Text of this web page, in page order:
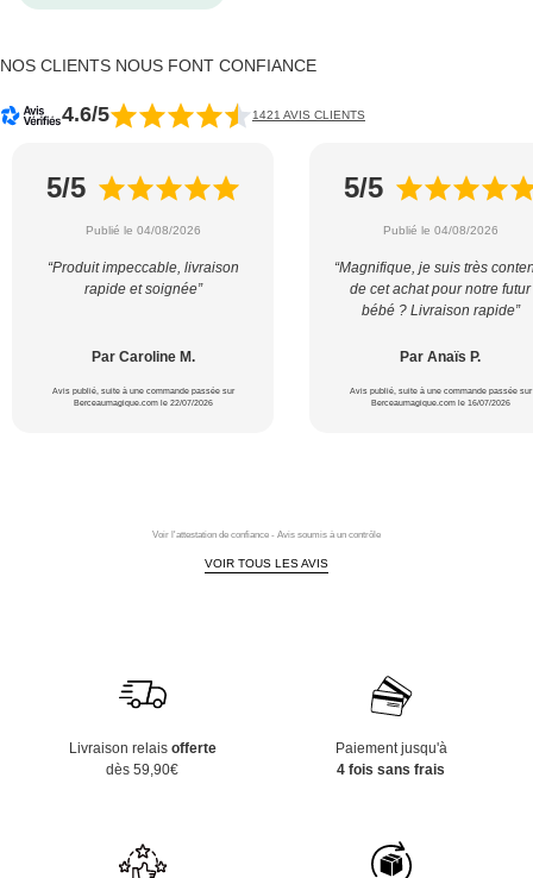
NOS CLIENTS NOUS FONT CONFIANCE
4.6/5 1421 AVIS CLIENTS
5/5
Publié le 04/08/2026
“Produit impeccable, livraison
rapide et soignée”
Par Caroline M.
Avis publié, suite à une commande passée sur
Berceaumagique.com le 22/07/2026
5/5
Publié le 04/08/2026
“Magnifique, je suis très
de cet achat pour notre futur
bébé ? Livraison rapide”
Par Anaïs P.
Avis publié, suite à une commande passée sur
Berceaumagique.com le 16/07/2026
Voir l'attestation de confiance - Avis soumis à un contrôle
VOIR TOUS LES AVIS
Livraison relais offerte
dès 59,90€
Paiement jusqu'à
4 fois sans frais